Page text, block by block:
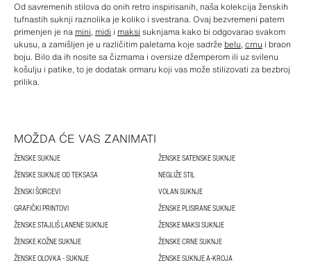
Od savremenih stilova do onih retro inspirisanih, naša kolekcija ženskih
tufnastih suknji raznolika je koliko i svestrana. Ovaj bezvremeni patern
primenjen je na mini, midi i maksi suknjama kako bi odgovarao svakom
ukusu, a zamišljen je u različitim paletama koje sadrže belu,crnu i braon
boju. Bilo da ih nosite sa čizmama i oversize džemperom ili uz svilenu
košulju i patike, to je dodatak ormaru koji vas može stilizovati za bezbroj
prilika.
MOŽDA ĆE VAS ZANIMATI
ŽENSKE SUKNJE
ŽENSKE SATENSKE SUKNJE
ŽENSKE SUKNJE OD TEKSASA
NEGLIŽE STIL
ŽENSKI ŠORCEVI
VOLAN SUKNJE
GRAFIČKI PRINTOVI
ŽENSKE PLISIRANE SUKNJE
ŽENSKE STAJLIŠ LANENE SUKNJE
ŽENSKE MAKSI SUKNJE
ŽENSKE KOŽNE SUKNJE
ŽENSKE CRNE SUKNJE
ŽENSKE OLOVKA - SUKNJE
ŽENSKE SUKNJE A-KROJA